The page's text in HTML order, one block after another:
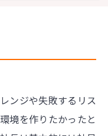
ンジや失敗するリス
境を作りたかったと